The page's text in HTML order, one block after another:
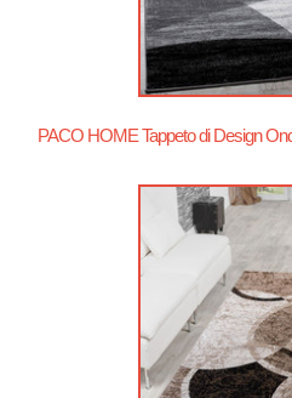
PACO HOME Tappeto di Design